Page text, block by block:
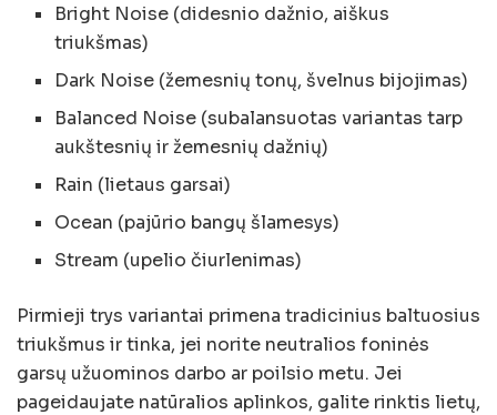
Bright Noise (didesnio dažnio, aiškus
triukšmas)
Dark Noise (žemesnių tonų, švelnus bijojimas)
Balanced Noise (subalansuotas variantas tarp
aukštesnių ir žemesnių dažnių)
Rain (lietaus garsai)
Ocean (pajūrio bangų šlamesys)
Stream (upelio čiurlenimas)
Pirmieji trys variantai primena tradicinius baltuosius
triukšmus ir tinka, jei norite neutralios foninės
garsų užuominos darbo ar poilsio metu. Jei
pageidaujate natūralios aplinkos, galite rinktis lietų,